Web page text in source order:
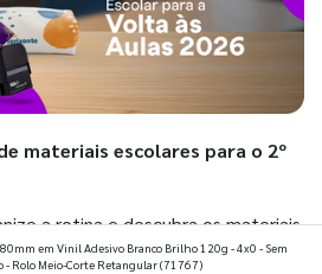
materiais escolares para o 2º
a rotina e descubra os materiais
para começar o segundo
em Vinil Adesivo Branco Brilho 120g - 4x0 - Sem
- Rolo Meio-Corte Retangular(71767)